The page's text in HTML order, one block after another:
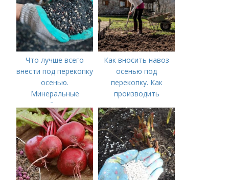
Что лучше всего
внести под перекопку
осенью.
Минеральные
удобрения
Как вносить навоз
осенью под
перекопку. Как
производить